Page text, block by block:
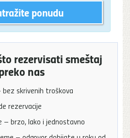
ponudu
rezervisati smeštaj
nas
skrivenih troškova
rezervacije
– brzo, lako i jednostavno